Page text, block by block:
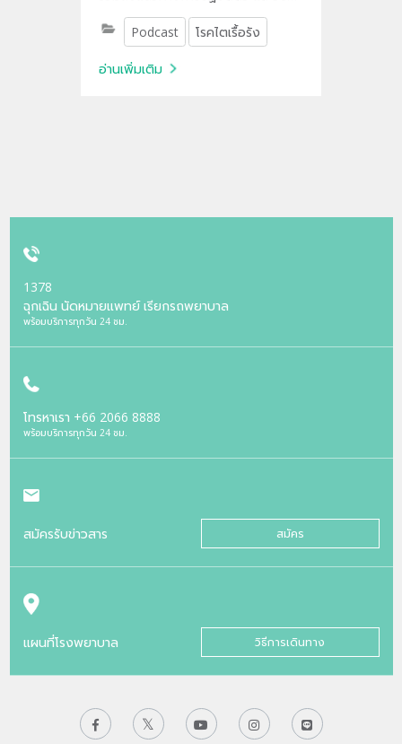
การลดความเสี่ยงโรคไต ที่
Bumrungrad Podcast
Podcast โรคไตเรื้อรัง
อ่านเพิ่มเติม
1378
ฉุกเฉิน นัดหมายแพทย์ เรียกรถพยาบาล
พร้อมบริการทุกวัน 24 ชม.
โทรหาเรา +66 2066 8888
พร้อมบริการทุกวัน 24 ชม.
สมัครรับข่าวสาร สมัคร
แผนที่โรงพยาบาล วิธีการเดินทาง